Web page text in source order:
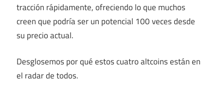
tracción rápidamente, ofreciendo lo que muchos
creen que podría ser un potencial 100 veces desde
su precio actual.
Desglosemos por qué estos cuatro altcoins están en
el radar de todos.